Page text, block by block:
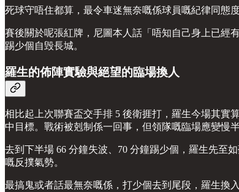
死球守唔住都算，最令車迷無奈嘅係球員嘅紀律同態
賽後關於呢張紅牌，尼圖本人話「唔知自己身上已
踢少個自毁長城。
羅生的佈陣實驗與絕望的臨場換人
相比起上次聯賽盃交手排 5 後衛捱打，羅生今場其實
中目標。戰術被剋制係一回事，但領隊嘅臨場應變慢
去到下半場 66 分鐘失波、70 分鐘踢少個，羅生先至
嘅反撲氣勢。
最搞鬼或者話最無奈嘅係，打少個去到尾段，羅生換